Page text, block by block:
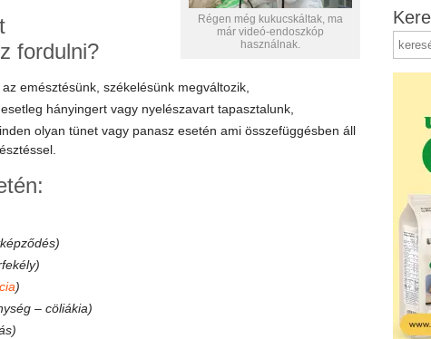
Régen még kukucskáltak, ma
már videó-endoszkóp
használnak.
fordulni?
emésztésünk, székelésünk megváltozik,
hányingert vagy nyelészavart tapasztalunk,
olyan tünet vagy panasz esetén ami összefüggésben áll
)
– cöliákia)